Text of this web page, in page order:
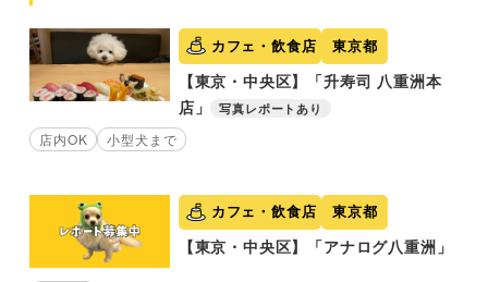
カフェ・飲食店 東京都
【東京・中央区】「升寿司 八重洲本
店」
写真レポートあり
店内OK 小型犬まで
カフェ・飲食店 東京都
【東京・中央区】「アナログ八重洲」